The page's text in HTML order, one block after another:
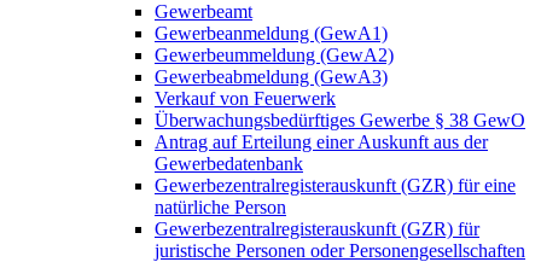
Gewerbeamt
Gewerbeanmeldung (GewA1)
Gewerbeummeldung (GewA2)
Gewerbeabmeldung (GewA3)
Verkauf von Feuerwerk
Überwachungsbedürftiges Gewerbe § 38 GewO
Antrag auf Erteilung einer Auskunft aus der
Gewerbedatenbank
Gewerbezentralregisterauskunft (GZR) für eine
natürliche Person
Gewerbezentralregisterauskunft (GZR) für
juristische Personen oder Personengesellschaften